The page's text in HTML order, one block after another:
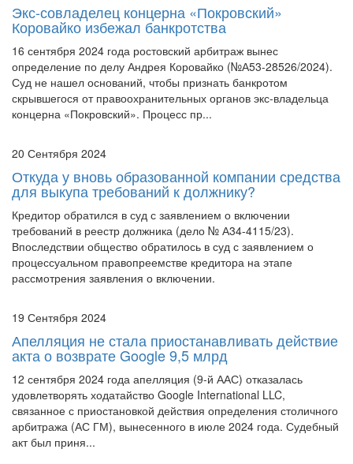
Экс-совладелец концерна «Покровский»
Коровайко избежал банкротства
16 сентября 2024 года ростовский арбитраж вынес
определение по делу Андрея Коровайко (№А53-28526/2024).
Суд не нашел оснований, чтобы признать банкротом
скрывшегося от правоохранительных органов экс-владельца
концерна «Покровский». Процесс пр...
20 Сентября 2024
Откуда у вновь образованной компании средства
для выкупа требований к должнику?
Кредитор обратился в суд с заявлением о включении
требований в реестр должника (дело № А34-4115/23).
Впоследствии общество обратилось в суд с заявлением о
процессуальном правопреемстве кредитора на этапе
рассмотрения заявления о включении.
19 Сентября 2024
Апелляция не стала приостанавливать действие
акта о возврате Google 9,5 млрд
12 сентября 2024 года апелляция (9-й ААС) отказалась
удовлетворять ходатайство Google International LLC,
связанное с приостановкой действия определения столичного
арбитража (АС ГМ), вынесенного в июле 2024 года. Судебный
акт был приня...